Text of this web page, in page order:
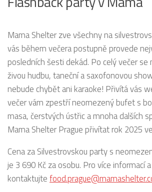
Mama Shelter zve všechny na
vás během večera postupně provede
posledních šesti dekád. Po celý večer
živou hudbu, taneční a saxofonovou
nebude chybět ani karaoke! Přivítá vás
večer vám zpestří neomezený bufet s
masa, čerstvých ústřic a mnoha dalších
Mama Shelter Prague přivítat rok 2025
Cena za Silvestrovskou party s
je 3 690 Kč za osobu. Pro více informací
kontaktujte